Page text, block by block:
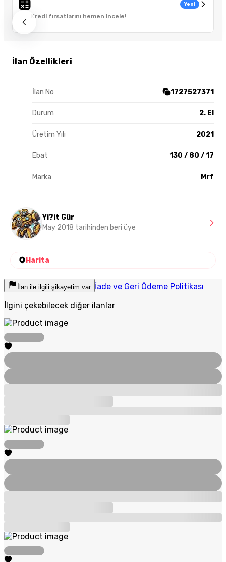
Kredi fırsatlarını hemen incele!
Yeni
İlan Özellikleri
İlan No 1727527371
Durum 2. El
Üretim Yılı 2021
Ebat 130 / 80 / 17
Marka Mrf
Yi?it Gür
May 2018 tarihinden beri üye
Harita
İlan ile ilgili şikayetim var İade ve Geri Ödeme Politikası
İlgini çekebilecek diğer ilanlar